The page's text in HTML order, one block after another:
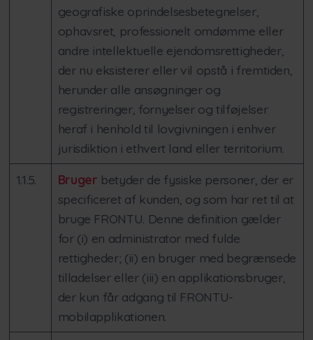
geografiske oprindelsesbetegnelser,
ophavsret, professionelt omdømme eller
andre intellektuelle ejendomsrettigheder,
der nu eksisterer eller vil opstå i fremtiden,
herunder alle ansøgninger og
registreringer, fornyelser og tilføjelser
heraf i henhold til lovgivningen i enhver
jurisdiktion i ethvert land eller territorium.
1.1.5. Bruger betyder de fysiske personer, der er
specificeret af kunden, og som har ret til at
bruge FRONTU. Denne definition gælder
for (i) en administrator med fulde
rettigheder; (ii) en bruger med begrænsede
tilladelser eller (iii) en applikationsbruger,
der kun får adgang til FRONTU-
mobilapplikationen.